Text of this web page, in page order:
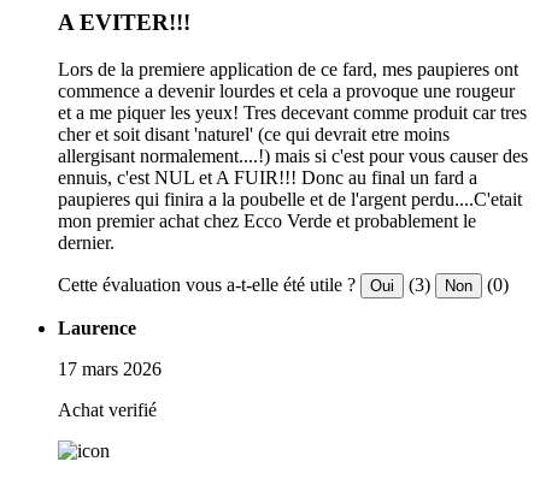
A EVITER!!!
Lors de la premiere application de ce fard, mes paupieres ont
commence a devenir lourdes et cela a provoque une rougeur
et a me piquer les yeux! Tres decevant comme produit car tres
cher et soit disant 'naturel' (ce qui devrait etre moins
allergisant normalement....!) mais si c'est pour vous causer des
ennuis, c'est NUL et A FUIR!!! Donc au final un fard a
paupieres qui finira a la poubelle et de l'argent perdu....C'etait
mon premier achat chez Ecco Verde et probablement le
dernier.
Cette évaluation vous a-t-elle été utile ? Oui (3) Non (0)
Laurence
17 mars 2026
Achat verifié